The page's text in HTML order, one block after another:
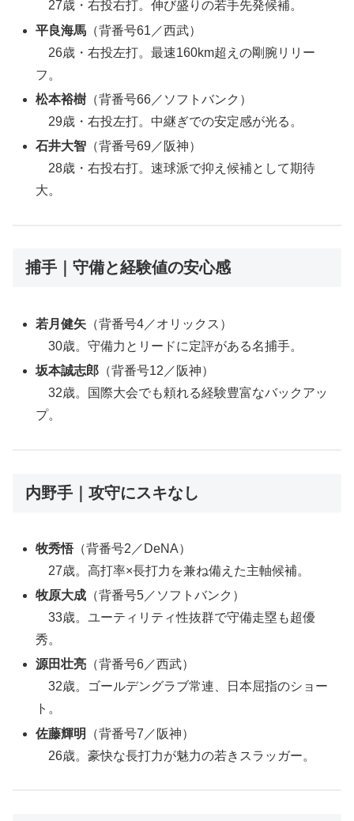
27歳・右投右打。伸び盛りの若手先発候補。
平良海馬 （背番号61／西武）
26歳・右投左打。最速160km超えの剛腕リリー
フ。
松本裕樹 （背番号66／ソフトバンク）
29歳・右投左打。中継ぎでの安定感が光る。
石井大智 （背番号69／阪神）
28歳・右投右打。速球派で抑え候補として期待
大。
捕手｜守備と経験値の安心感
若月健矢 （背番号4／オリックス）
30歳。守備力とリードに定評がある名捕手。
坂本誠志郎 （背番号12／阪神）
32歳。国際大会でも頼れる経験豊富なバックアッ
プ。
内野手｜攻守にスキなし
牧秀悟（背番号2／DeNA）
27歳。高打率×長打力を兼ね備えた主軸候補。
牧原大成 （背番号5／ソフトバンク）
33歳。ユーティリティ性抜群で守備走塁も超優
秀。
源田壮亮 （背番号6／西武）
32歳。ゴールデングラブ常連、日本屈指のショー
ト。
佐藤輝明
（背番号7／阪神）
26歳。豪快な長打力が魅力の若きスラッガー。